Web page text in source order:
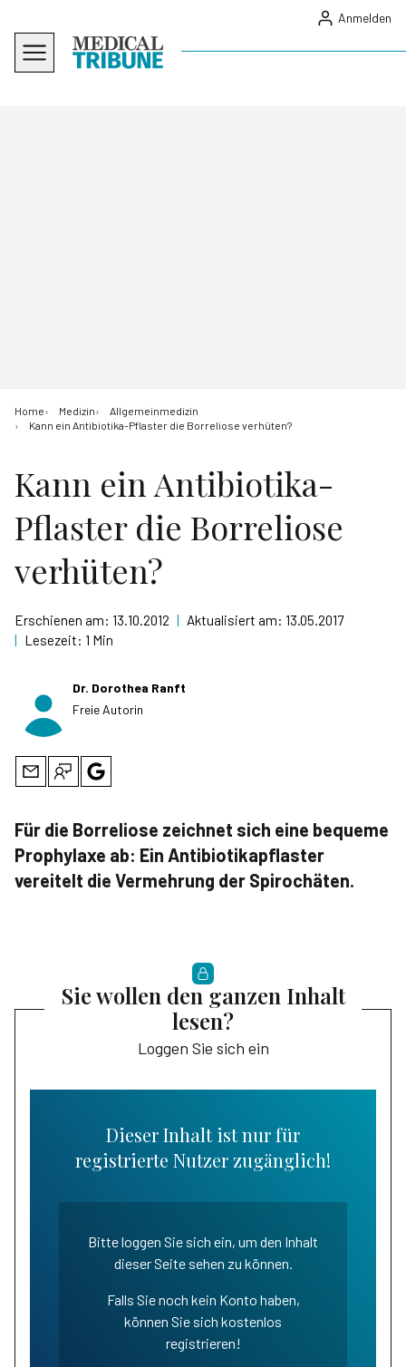
Anmelden
Home Medizin
Allgemeinmedizin
Kann ein Antibiotika-Pflaster die Borreliose verhüten?
Kann ein Antibiotika-
Pflaster die Borreliose
verhüten?
Erschienen am: 13.10.2012 | Aktualisiert am: 13.05.2017
| Lesezeit: 1 Min
Dr. Dorothea Ranft
Freie Autorin
Für die Borreliose zeichnet sich eine bequeme
Prophylaxe ab: Ein Antibiotikapflaster
vereitelt die Vermehrung der Spirochäten.
Sie wollen den ganzen Inhalt
lesen?
Loggen Sie sich ein
Dieser Inhalt ist nur für
registrierte Nutzer zugänglich!
Bitte loggen Sie sich ein, um den Inhalt
dieser Seite sehen zu können.
Falls Sie noch kein Konto haben,
können Sie sich kostenlos
registrieren!